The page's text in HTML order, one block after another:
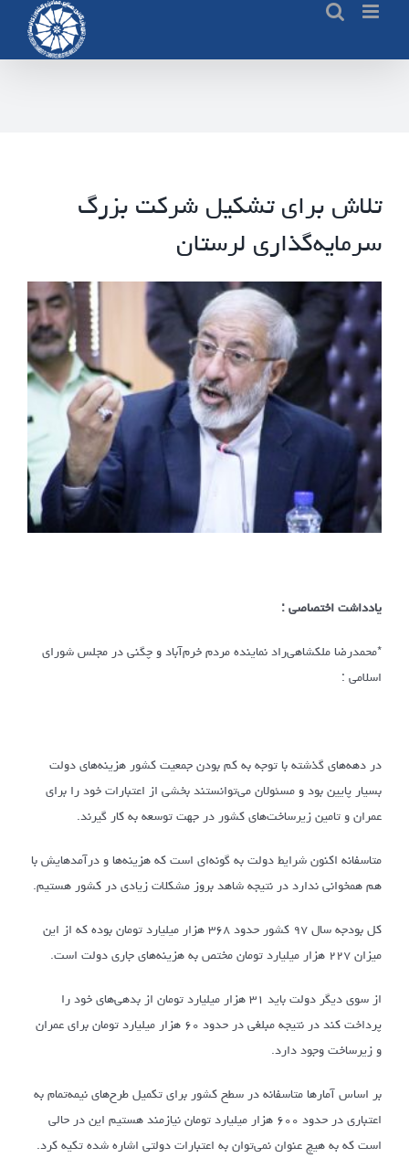
content
تلاش برای تشکیل شرکت بزرگ
سرمایه‌گذاری لرستان
یادداشت اختصاصی :
*محمدرضا ملکشاهی‌راد نماینده مردم خرم‌آباد و چگنی در مجلس شورای
اسلامی :
در دهه‌های گذشته با توجه به کم بودن جمعیت کشور هزینه‌های دولت
بسیار پایین بود و مسئولان می‌توانستند بخشی از اعتبارات خود را برای
عمران و تامین زیرساخت‌های کشور در جهت توسعه به کار گیرند.
متاسفانه اکنون شرایط دولت به گونه‌ای است که هزینه‌ها و درآمدهایش با
هم همخوانی ندارد در نتیجه شاهد بروز مشکلات زیادی در کشور هستیم.
کل بودجه سال ۹۷ کشور حدود ۳۶۸ هزار میلیارد تومان بوده که از این
میزان ۲۲۷ هزار میلیارد تومان مختص به هزینه‌های جاری دولت است.
از سوی دیگر دولت باید ۳۱ هزار میلیارد تومان از بدهی‌های خود را
پرداخت کند در نتیجه مبلغی در حدود ۶۰ هزار میلیارد تومان برای عمران
و زیرساخت وجود دارد.
بر اساس آمارها متاسفانه در سطح کشور برای تکمیل طرح‌های نیمه‌تمام به
اعتباری در حدود ۶۰۰ هزار میلیارد تومان نیازمند هستیم این در حالی
است که به هیچ عنوان نمی‌توان به اعتبارات دولتی اشاره شده تکیه کرد.